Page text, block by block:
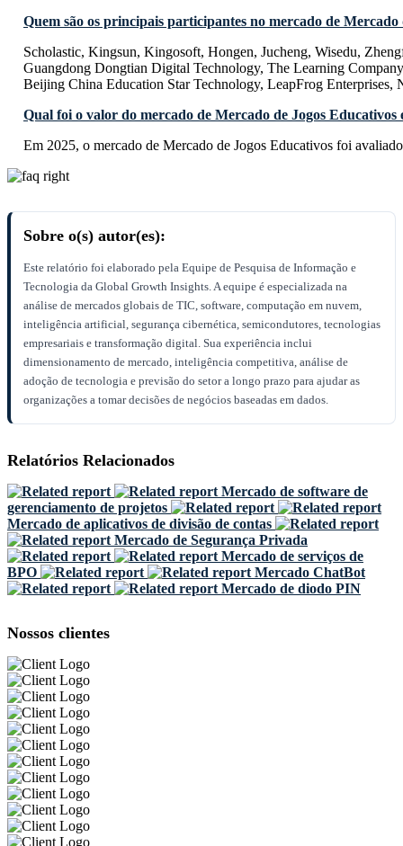
Quem são os principais participantes no mercado de Mercado
Scholastic, Kingsun, Kingosoft, Hongen, Jucheng, Wisedu,
Guangdong Dongtian Digital Technology, The Learning
Beijing China Education Star Technology, LeapFrog Enterprises,
Qual foi o valor do mercado de Mercado de Jogos Educativos
Em 2025, o mercado de Mercado de Jogos Educativos foi
Sobre o(s) autor(es):
Este relatório foi elaborado pela Equipe de Pesquisa de Informação e
Tecnologia da Global Growth Insights. A equipe é especializada na
análise de mercados globais de TIC, software, computação em nuvem,
inteligência artificial, segurança cibernética, semicondutores, tecnologias
empresariais e transformação digital. Sua experiência inclui
dimensionamento de mercado, inteligência competitiva, análise de
adoção de tecnologia e previsão do setor a longo prazo para ajudar as
organizações a tomar decisões de negócios baseadas em dados.
Relatórios Relacionados
Mercado de software de
gerenciamento de projetos
Mercado de aplicativos de divisão de contas
Mercado de Segurança Privada
Mercado de serviços de
BPO
Mercado ChatBot
Mercado de diodo PIN
Nossos clientes